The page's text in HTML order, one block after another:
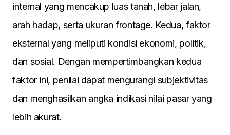
internal yang mencakup luas tanah, lebar jalan,
arah hadap, serta ukuran frontage. Kedua, faktor
eksternal yang meliputi kondisi ekonomi, politik,
dan sosial. Dengan mempertimbangkan kedua
faktor ini, penilai dapat mengurangi subjektivitas
dan menghasilkan angka indikasi nilai pasar yang
lebih akurat.